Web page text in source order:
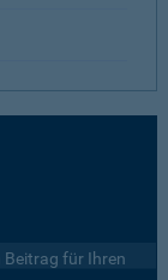
Beitrag für Ihren